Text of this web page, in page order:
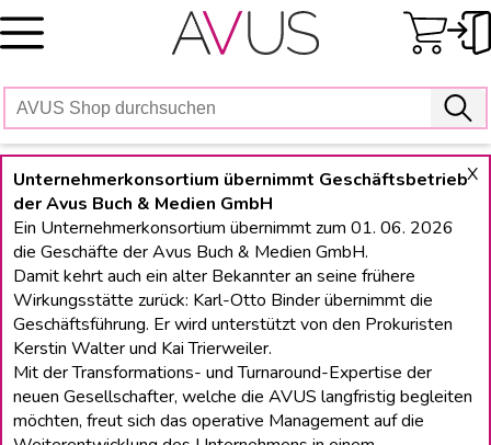
Skip
to
X
Unternehmerkonsortium übernimmt Geschäftsbetrieb
der Avus Buch & Medien GmbH
Ein Unternehmerkonsortium übernimmt zum 01. 06. 2026
die Geschäfte der Avus Buch & Medien GmbH.
Damit kehrt auch ein alter Bekannter an seine frühere
Wirkungsstätte zurück: Karl-Otto Binder übernimmt die
Geschäftsführung. Er wird unterstützt von den Prokuristen
Kerstin Walter und Kai Trierweiler.
Mit der Transformations- und Turnaround-Expertise der
neuen Gesellschafter, welche die AVUS langfristig begleiten
möchten, freut sich das operative Management auf die